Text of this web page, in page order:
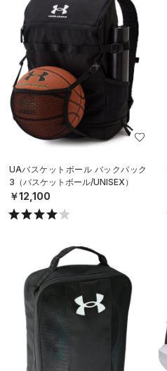
UAバスケットボール バックパック
3（バスケットボール/UNISEX）
￥12,100